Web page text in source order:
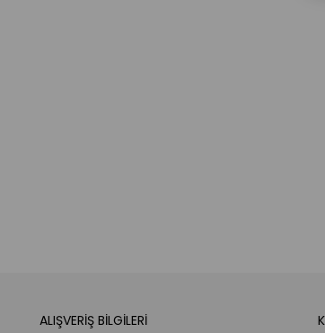
ALIŞVERİŞ BİLGİLERİ